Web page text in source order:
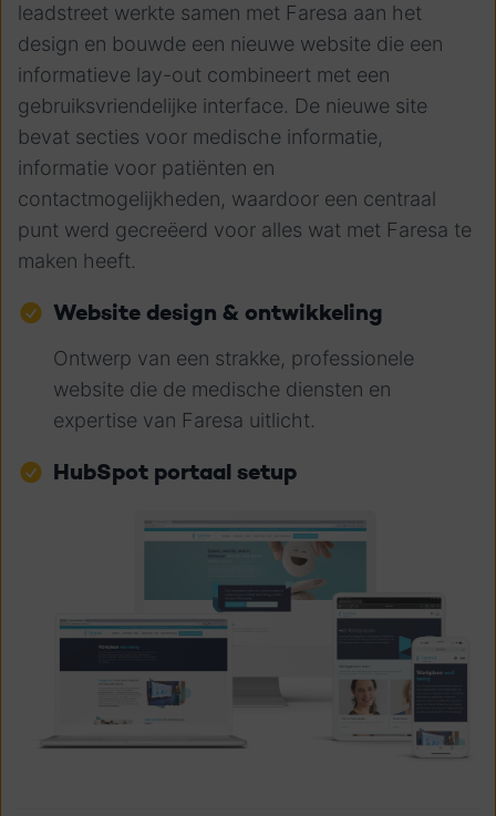
leadstreet werkte samen met Faresa aan het
design en bouwde een nieuwe website die een
informatieve lay-out combineert met een
gebruiksvriendelijke interface. De nieuwe site
bevat secties voor medische informatie,
informatie voor patiënten en
contactmogelijkheden, waardoor een centraal
punt werd gecreëerd voor alles wat met Faresa te
maken heeft.
Website design & ontwikkeling
Ontwerp van een strakke, professionele
website die de medische diensten en
expertise van Faresa uitlicht.
HubSpot portaal setup